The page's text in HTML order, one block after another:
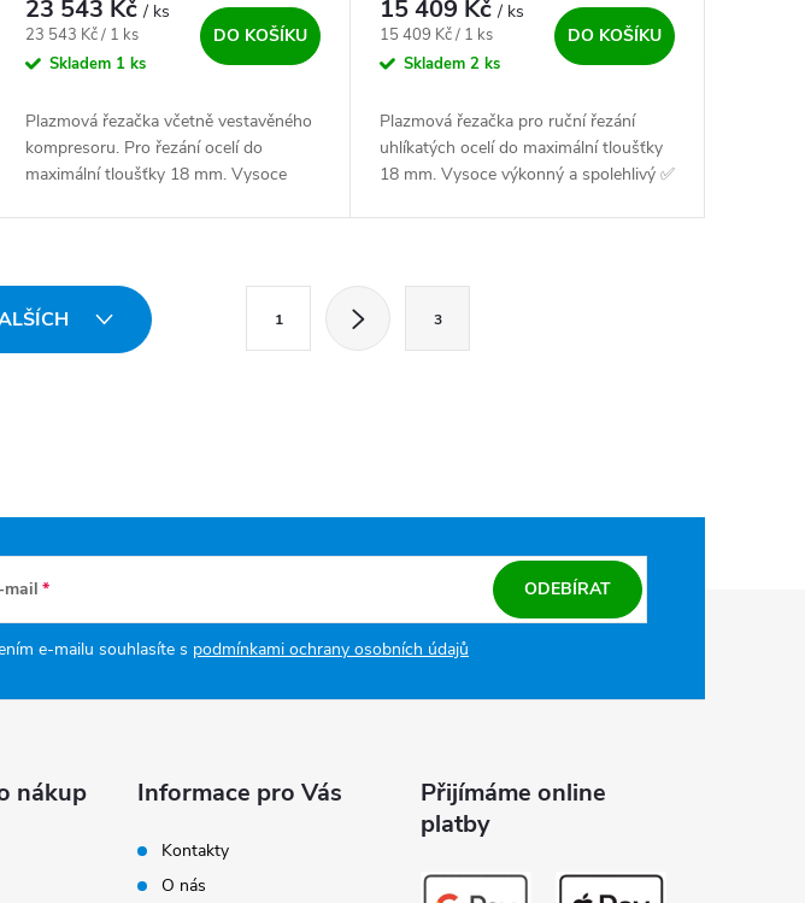
23 543 Kč/ ks
Měrná cena:
23 543 Kč / 1 ks
Skladem 1 ks
DO KOŠÍKU
Plazmová řezačka včetně vestavěného
kompresoru. Pro řezání ocelí do
maximální tloušťky 18 mm. Vysoce
15 409 Kč/ ks
Měrná cena:
15 409 Kč / 1 ks
Skladem 2 ks
DO KOŠÍKU
Plazmová řezačka pro ruční řezání
uhlíkatých ocelí do maximální tloušťky
18 mm. Vysoce výkonný a spolehlivý ✅
Stránkování
1 3
mail
e-mailu souhlasíte s podmínkami ochrany osobních údajů
ODEBÍRAT
nákup Informace pro Vás
Kontakty
O nás
Přijímáme online
platby